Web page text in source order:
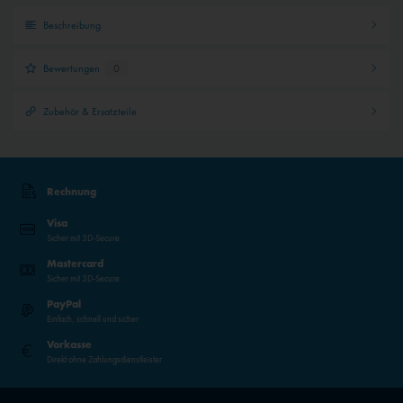
Beschreibung
Bewertungen 0
Zubehör & Ersatzteile
Rechnung
Visa
Sicher mit 3D-Secure
Mastercard
Sicher mit 3D-Secure
PayPal
Einfach, schnell und sicher
Vorkasse
Direkt ohne Zahlungsdienstleister